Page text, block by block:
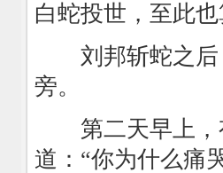
白蛇投世，至此
刘邦斩蛇之后
旁。
第二天早上，
道：“你为什么痛